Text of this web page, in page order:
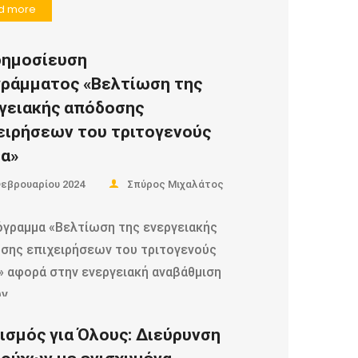
more
«Βελτίωση της
απόδοσης
του τριτογενούς
2024 Σπύρος Μιχαλάτος
«Βελτίωση της ενεργειακής
επιχειρήσεων του τριτογενούς
αφορά στην ενεργειακή αναβάθμιση
more
για Όλους: Διεύρυνση